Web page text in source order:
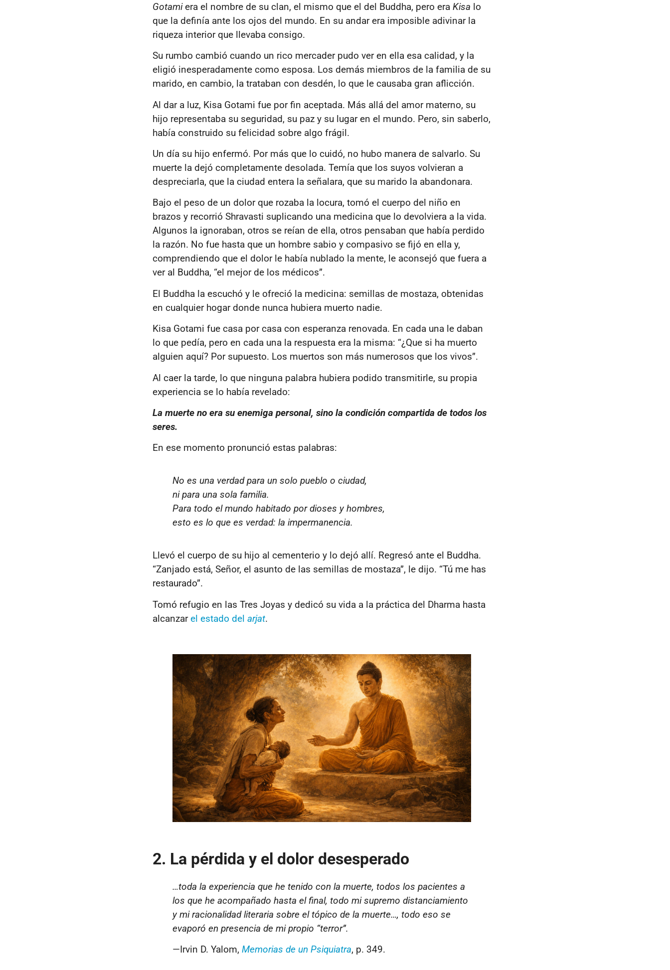
Gotamiera el nombre de su clan, el mismo que el del Buddha, pero era Kisa lo
que la definía ante los ojos del mundo. En su andar era imposible adivinar la
riqueza interior que llevaba consigo.
Su rumbo cambió cuando un rico mercader pudo ver en ella esa calidad, y la
eligió inesperadamente como esposa. Los demás miembros de la familia de su
marido, en cambio, la trataban con desdén, lo que le causaba gran aflicción.
Al dar a luz, Kisa Gotami fue por fin aceptada. Más allá del amor materno, su
hijo representaba su seguridad, su paz y su lugar en el mundo. Pero, sin saberlo,
había construido su felicidad sobre algo frágil.
Un día su hijo enfermó. Por más que lo cuidó, no hubo manera de salvarlo. Su
muerte la dejó completamente desolada. Temía que los suyos volvieran a
despreciarla, que la ciudad entera la señalara, que su marido la abandonara.
Bajo el peso de un dolor que rozaba la locura, tomó el cuerpo del niño en
brazos y recorrió Shravasti suplicando una medicina que lo devolviera a la vida.
Algunos la ignoraban, otros se reían de ella, otros pensaban que había perdido
la razón. No fue hasta que un hombre sabio y compasivo se fijó en ella y,
comprendiendo que el dolor le había nublado la mente, le aconsejó que fuera a
ver al Buddha, “el mejor de los médicos”.
El Buddha la escuchó y le ofreció la medicina: semillas de mostaza, obtenidas
en cualquier hogar donde nunca hubiera muerto nadie.
Kisa Gotami fue casa por casa con esperanza renovada. En cada una le daban
lo que pedía, pero en cada una la respuesta era la misma: “¿Que si ha muerto
alguien aquí? Por supuesto. Los muertos son más numerosos que los vivos”.
Al caer la tarde, lo que ninguna palabra hubiera podido transmitirle, su propia
experiencia se lo había revelado:
La muerte no era su enemiga personal, sino la condición compartida de todos los
seres.
En ese momento pronunció estas palabras:
No es una verdad para un solo pueblo o ciudad,
ni para una sola familia.
Para todo el mundo habitado por dioses y hombres,
esto es lo que es verdad: la impermanencia.
Llevó el cuerpo de su hijo al cementerio y lo dejó allí. Regresó ante el Buddha.
“Zanjado está, Señor, el asunto de las semillas de mostaza”, le dijo. “Tú me has
restaurado”.
Tomó refugio en las Tres Joyas y dedicó su vida a la práctica del Dharma hasta
alcanzarel estado del arjat.
2. La pérdida y el dolor desesperado
…toda la experiencia que he tenido con la muerte, todos los pacientes a
los que he acompañado hasta el final, todo mi supremo distanciamiento
y mi racionalidad literaria sobre el tópico de la muerte…, todo eso se
evaporó en presencia de mi propio “terror”.
—Irvin D. Yalom, Memorias de un Psiquiatra, p. 349.